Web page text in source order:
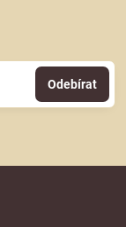
Odebírat